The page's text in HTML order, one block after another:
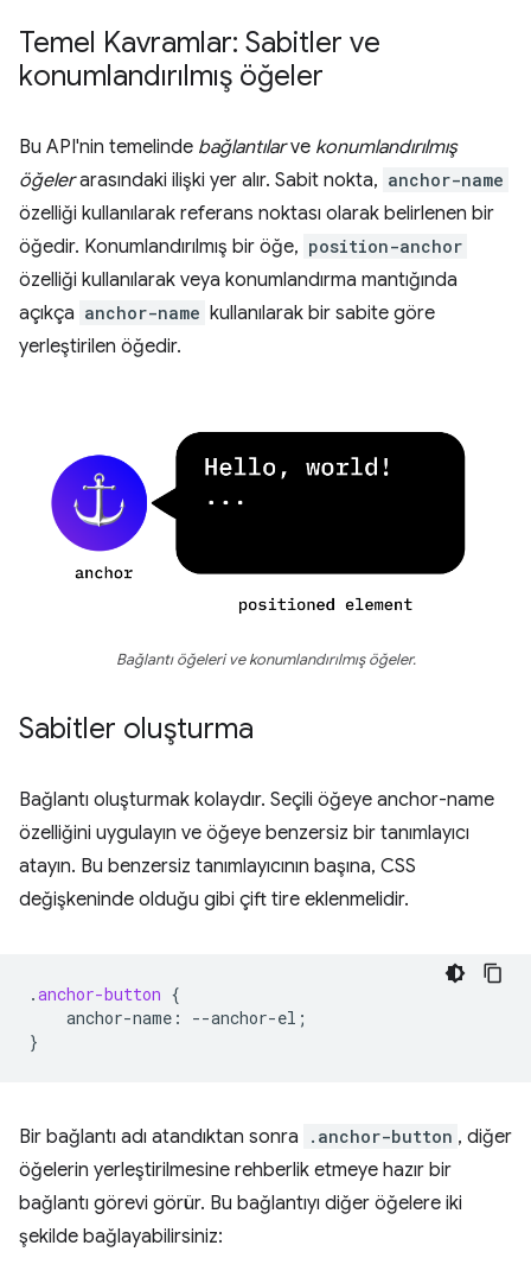
Temel Kavramlar: Sabitler ve
konumlandırılmış öğeler
Bu API'nin temelinde bağlantılarve konumlandırılmış
öğelerarasındaki ilişki yer alır. Sabit nokta, anchor-name
özelliği kullanılarak referans noktası olarak belirlenen bir
öğedir. Konumlandırılmış bir öğe, position-anchor
özelliği kullanılarak veya konumlandırma mantığında
açıkça anchor-name kullanılarak bir sabite göre
yerleştirilen öğedir.
Bağlantı öğeleri ve konumlandırılmış öğeler.
Sabitler oluşturma
Bağlantı oluşturmak kolaydır. Seçili öğeye anchor-name
özelliğini uygulayın ve öğeye benzersiz bir tanımlayıcı
atayın. Bu benzersiz tanımlayıcının başına, CSS
değişkeninde olduğu gibi çift tire eklenmelidir.
.anchor-button {
anchor-name : --anchor-el ;
}
Bir bağlantı adı atandıktan sonra .anchor-button , diğer
öğelerin yerleştirilmesine rehberlik etmeye hazır bir
bağlantı görevi görür. Bu bağlantıyı diğer öğelere iki
şekilde bağlayabilirsiniz: